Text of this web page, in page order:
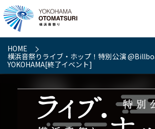
HOME
横浜音祭りライブ・ホップ！特別公演
YOKOHAMA[終了イベント]